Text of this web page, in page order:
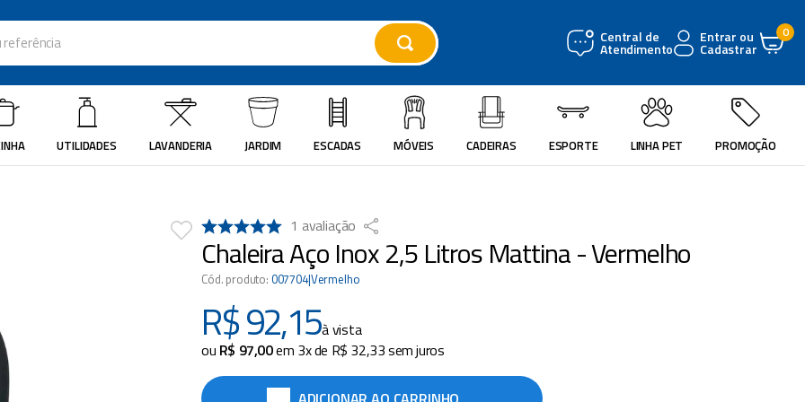
Central de
Atendimento
Entrar ou
Cadastrar
0
UTILIDADES LAVANDERIA JARDIM ESCADAS MÓVEIS CADEIRAS ESPORTE LINHA PET PROMOÇÃO
1 avaliação
Chaleira Aço Inox 2,5 Litros Mattina - Vermelho
Cód. produto: 007704|Vermelho
R$92,15à vista
ou R$ 97,00em 3x de R$ 32,33sem juros